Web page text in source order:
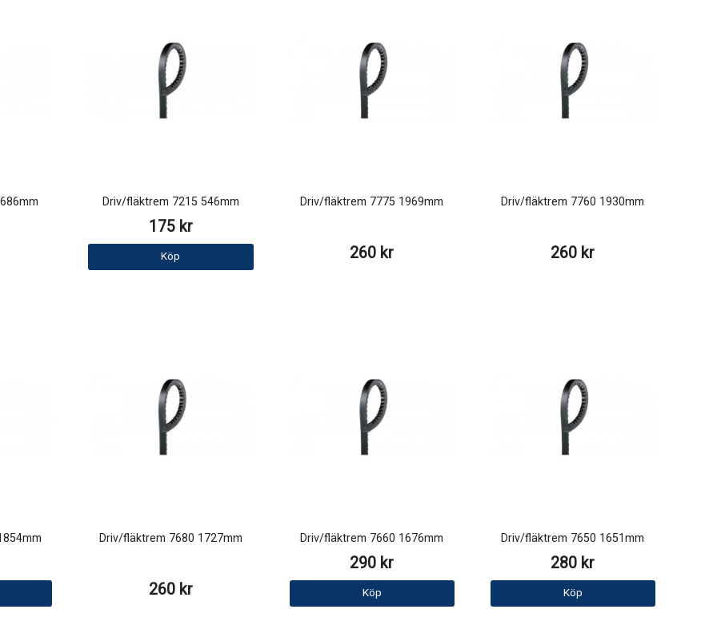
Driv/fläktrem 7215 546mm
175 kr
Köp
Driv/fläktrem 7775 1969mm
260 kr
Driv/fläktrem 7760 1930mm
260 kr
Driv/fläktrem 7680 1727mm
260 kr
Driv/fläktrem 7660 1676mm
290 kr
Köp
Driv/fläktrem 7650 1651mm
280 kr
Köp